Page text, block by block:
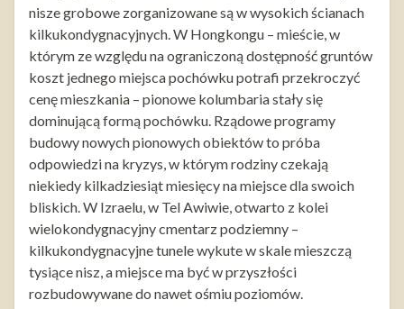
nisze grobowe zorganizowane są w wysokich ścianach
kilkukondygnacyjnych. W Hongkongu – mieście, w
którym ze względu na ograniczoną dostępność gruntów
koszt jednego miejsca pochówku potrafi przekroczyć
cenę mieszkania – pionowe kolumbaria stały się
dominującą formą pochówku. Rządowe programy
budowy nowych pionowych obiektów to próba
odpowiedzi na kryzys, w którym rodziny czekają
niekiedy kilkadziesiąt miesięcy na miejsce dla swoich
bliskich. W Izraelu, w Tel Awiwie, otwarto z kolei
wielokondygnacyjny cmentarz podziemny –
kilkukondygnacyjne tunele wykute w skale mieszczą
tysiące nisz, a miejsce ma być w przyszłości
rozbudowywane do nawet ośmiu poziomów.